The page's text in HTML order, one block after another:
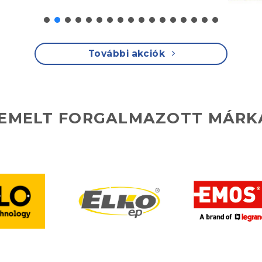
További akciók
FORGALMAZOTT